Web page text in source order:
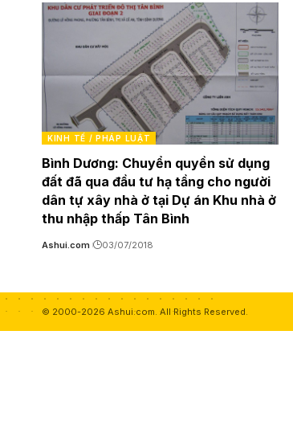
KINH TẾ / PHÁP LUẬT
Bình Dương: Chuyển quyền sử dụng
đất đã qua đầu tư hạ tầng cho người
dân tự xây nhà ở tại Dự án Khu nhà ở
thu nhập thấp Tân Bình
Ashui.com 03/07/2018
© 2000-2026 Ashui.com. All Rights Reserved.